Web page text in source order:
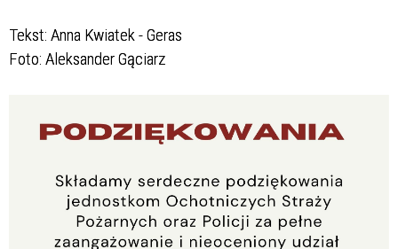
Tekst: Anna Kwiatek - Geras
Foto: Aleksander Gąciarz